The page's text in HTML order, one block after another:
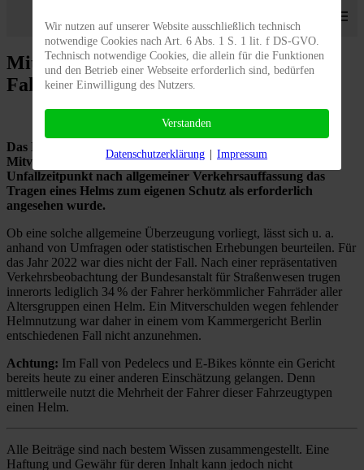
≡
Mithaftung wegen Nichttragen eines
Fahrradhelms?
Das Nichttragen eines Fahrradhelms kann grundsätzlich ein
Mitverschulden begründen – allerdings nur, wenn zum
Unfallzeitpunkt nach allgemeiner Verkehrsauffassung das
Tragen eines Helms zum eigenen Schutz als erforderlich
angesehen wurde.
Ob eine solche allgemeine Überzeugung vorliegt, lässt sich u. a.
anhand von Umfragen oder statistischen Erhebungen beurteilen. Für
das Jahr 2022 war dies nicht der Fall. Nach einer repräsentativen
Verkehrsbeobachtung der Bundesanstalt für Straßenwesen trugen
innerorts lediglich 34 % der Fahrer herkömmlicher Fahrräder aller
Altersgruppen einen Helm. Ein Mitverschulden wegen fehlender
Helmnutzung war daher in einem vom Kammergericht Berlin
entschiedenen Fall nicht anzunehmen.
Achtung: Im Fall von Pedelecs und E-Bikes könnte ein Gericht
bereits heute zu einer anderen Einschätzung gelangen. Denn
mittlerweile nutzt die Mehrheit der Fahrer dieser Fahrzeugtypen
einen Helm.
Alle Beiträge sind nach bestem Wissen zusammengestellt. Eine
Haftung und Gewähr für deren Inhalt kann jedoch nicht
Wir nutzen auf unserer Website ausschließlich technisch
notwendige Cookies nach Art. 6 Abs. 1 S. 1 lit. f DS-GVO.
Technisch notwendige Cookies, die allein für die Funktionen
und den Betrieb einer Webseite erforderlich sind, bedürfen
keiner Einwilligung des Nutzers.
Verstanden
Datenschutzerklärung | Impressum